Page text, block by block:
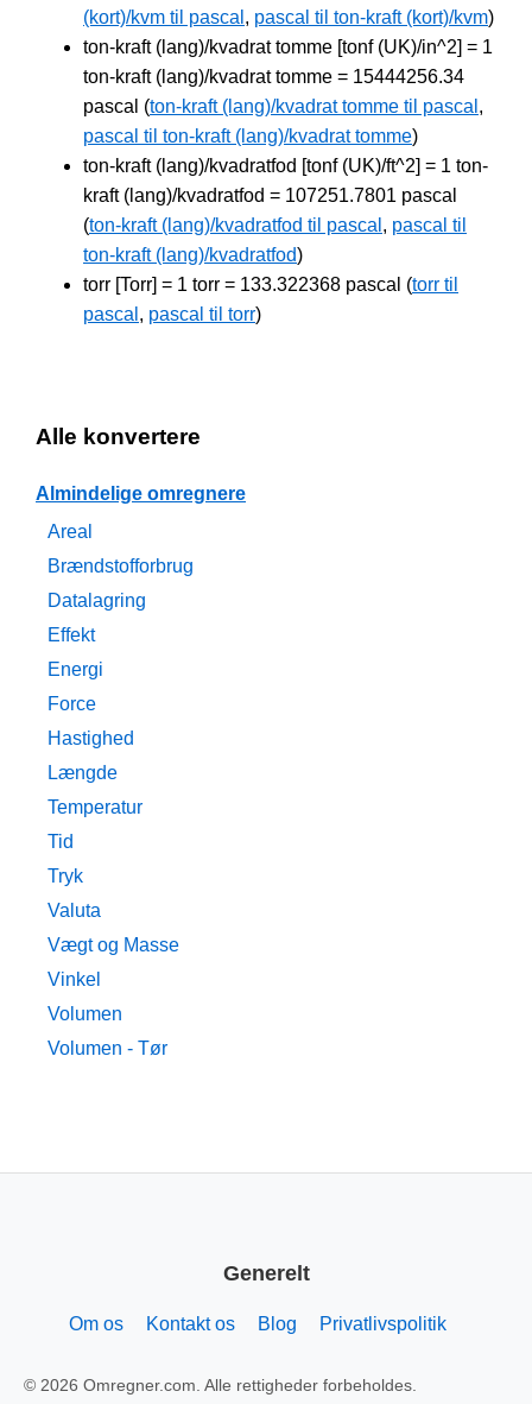
(kort)/kvm til pascal , pascal til ton-kraft (kort)/kvm)
ton-kraft (lang)/kvadrat tomme [tonf (UK)/in^2] = 1
ton-kraft (lang)/kvadrat tomme = 15444256.34
pascal (ton-kraft (lang)/kvadrat tomme til pascal ,
pascal til ton-kraft (lang)/kvadrat tomme)
ton-kraft (lang)/kvadratfod [tonf (UK)/ft^2] = 1 ton-
kraft (lang)/kvadratfod = 107251.7801 pascal
(ton-kraft (lang)/kvadratfod til pascal , pascal til
ton-kraft (lang)/kvadratfod)
torr [Torr] = 1 torr = 133.322368 pascal (torr til
pascal , pascal til torr)
Alle konvertere
Almindelige omregnere
Areal
Brændstofforbrug
Datalagring
Effekt
Energi
Force
Hastighed
Længde
Temperatur
Tid
Tryk
Valuta
Vægt og Masse
Vinkel
Volumen
Volumen - Tør
Generelt
Om os Kontakt os Blog Privatlivspolitik
© 2026 Omregner.com. Alle rettigheder forbeholdes.